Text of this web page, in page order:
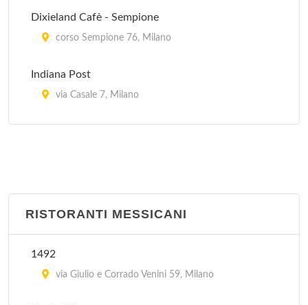
Dixieland Cafè - Sempione
corso Sempione 76, Milano
Indiana Post
via Casale 7, Milano
viale Tibaldi 1, Milano
RISTORANTI MESSICANI
1492
via Giulio e Corrado Venini 59, Milano